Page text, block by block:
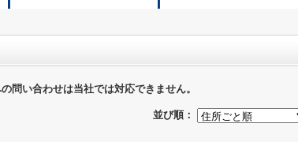
問い合わせは当社では対応できません。
並び順：